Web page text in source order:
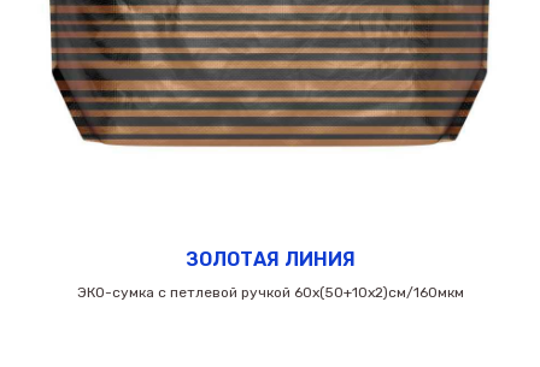
ЗОЛОТАЯ ЛИНИЯ
ЭКО-сумка с петлевой ручкой 60х(50+10х2)см/160мкм